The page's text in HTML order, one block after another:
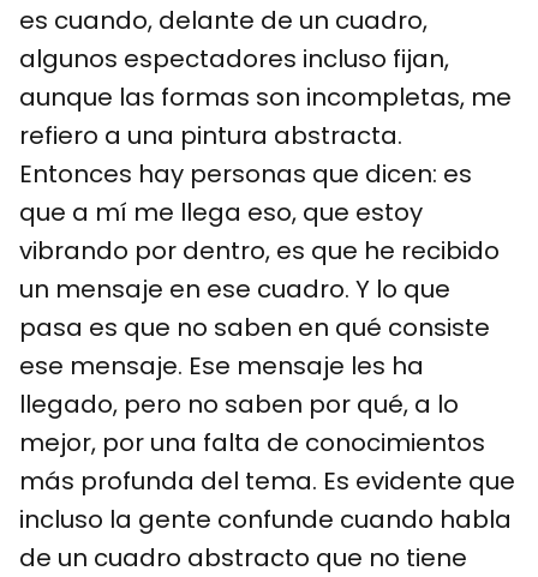
es cuando, delante de un cuadro,
algunos espectadores incluso fijan,
aunque las formas son incompletas, me
refiero a una pintura abstracta.
Entonces hay personas que dicen: es
que a mí me llega eso, que estoy
vibrando por dentro, es que he recibido
un mensaje en ese cuadro. Y lo que
pasa es que no saben en qué consiste
ese mensaje. Ese mensaje les ha
llegado, pero no saben por qué, a lo
mejor, por una falta de conocimientos
más profunda del tema. Es evidente que
incluso la gente confunde cuando habla
de un cuadro abstracto que no tiene